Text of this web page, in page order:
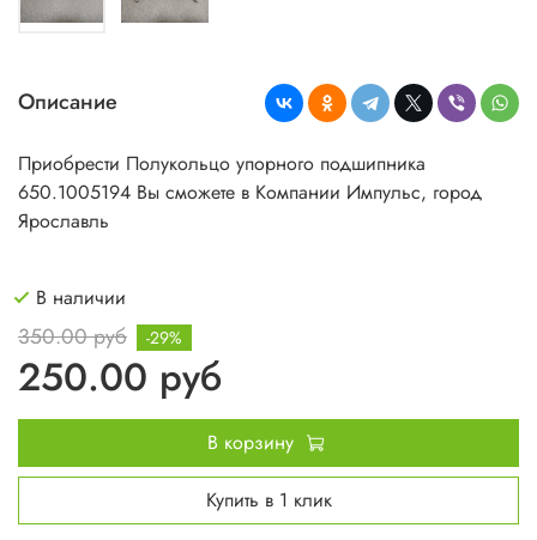
Описание
Приобрести Полукольцо упорного подшипника
650.1005194 Вы сможете в Компании Импульс, город
Ярославль
В наличии
350.00 руб
250.00 руб
-29%
В корзину
Купить в 1 клик